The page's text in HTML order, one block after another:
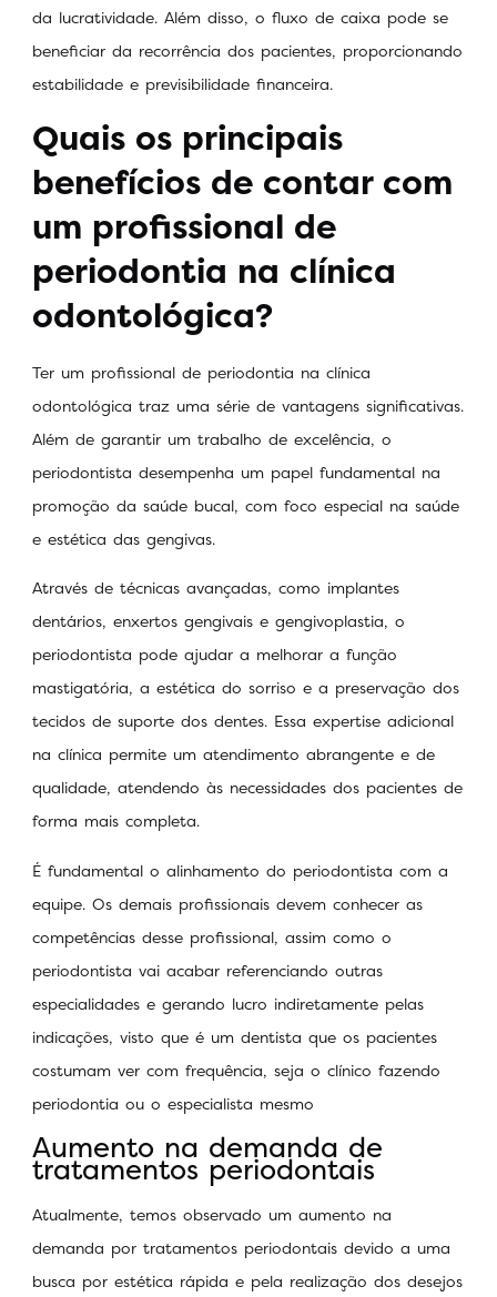
da lucratividade. Além disso, o fluxo de caixa pode se
beneficiar da recorrência dos pacientes, proporcionando
estabilidade e previsibilidade financeira.
Quais os principais
benefícios de contar com
um profissional de
periodontia na clínica
odontológica?
Ter um profissional de periodontia na clínica
odontológica traz uma série de vantagens significativas.
Além de garantir um trabalho de excelência, o
periodontista desempenha um papel fundamental na
promoção da saúde bucal, com foco especial na saúde
e estética das gengivas.
Através de técnicas avançadas, como implantes
dentários, enxertos gengivais e gengivoplastia, o
periodontista pode ajudar a melhorar a função
mastigatória, a estética do sorriso e a preservação dos
tecidos de suporte dos dentes. Essa expertise adicional
na clínica permite um atendimento abrangente e de
qualidade, atendendo às necessidades dos pacientes de
forma mais completa.
É fundamental o alinhamento do periodontista com a
equipe. Os demais profissionais devem conhecer as
competências desse profissional, assim como o
periodontista vai acabar referenciando outras
especialidades e gerando lucro indiretamente pelas
indicações, visto que é um dentista que os pacientes
costumam ver com frequência, seja o clínico fazendo
periodontia ou o especialista mesmo
Aumento na demanda de
tratamentos periodontais
Atualmente, temos observado um aumento na
demanda por tratamentos periodontais devido a uma
busca por estética rápida e pela realização dos desejos